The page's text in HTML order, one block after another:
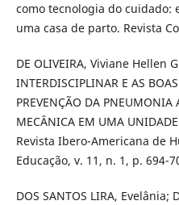
como tecnologia do cuidado:
uma casa de parto. Revista
DE OLIVEIRA, Viviane Hellen
INTERDISCIPLINAR E AS
PREVENÇÃO DA PNEUMONIA
MECÂNICA EM UMA
Revista Ibero-Americana de
Educação, v. 11, n. 1, p. 694-
DOS SANTOS LIRA, Evelânia;